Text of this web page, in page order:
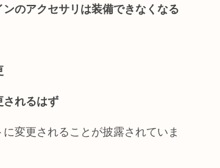
のアクセサリは装備できなくなる
されるはず
変更されることが披露されていま